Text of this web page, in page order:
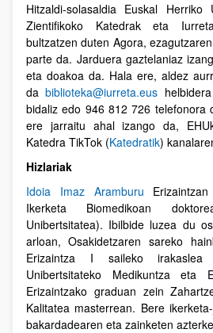
Hitzaldi-solasaldia Euskal Herriko
Zientifikoko Katedrak eta
bultzatzen duten Agora,
parte da. Jarduera gaztelaniaz
eta doakoa da. Hala ere, aldez
dabiblioteka@iurreta.eus
bidaliz edo 946 812 726 telefonora
ere jarraitu ahal izango da,
Katedra TikTok (Katedratik)
Hizlariak
Idoia Imaz Aramburu
Ikerketa Biomedikoan
Unibertsitatea). Ibilbide luzea du
arloan, Osakidetzaren sareko
Erizaintza I saileko
Unibertsitateko Medikuntza eta
Erizaintzako graduan zein
Kalitatea masterrean. Bere
bakardadearen eta zainketen